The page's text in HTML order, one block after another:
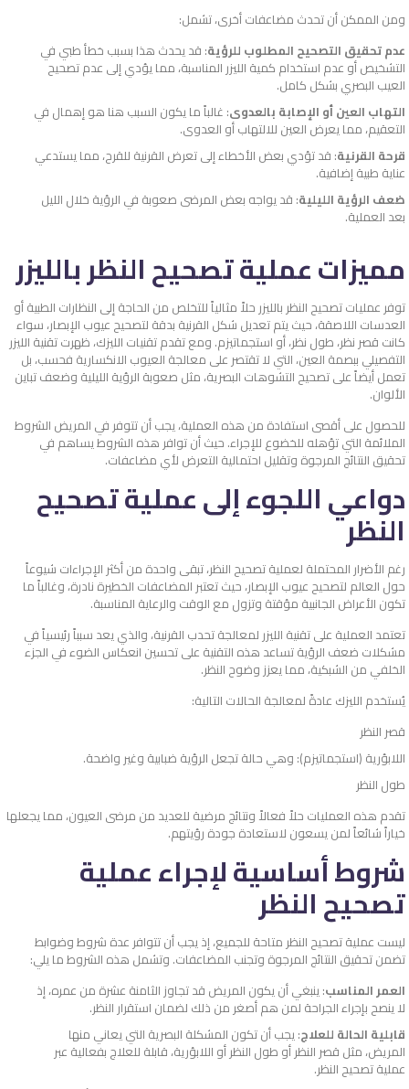
ومن الممكن أن تحدث مضاعفات أخرى، تشمل:
عدم تحقيق التصحيح المطلوب للرؤية: قد يحدث هذا بسبب خطأ طبي في
التشخيص أو عدم استخدام كمية الليزر المناسبة، مما يؤدي إلى عدم تصحيح
العيب البصري بشكل كامل.
التهاب العين أو الإصابة بالعدوى: غالباً ما يكون السبب هنا هو إهمال في
التعقيم، مما يعرض العين للالتهاب أو العدوى.
قرحة القرنية: قد تؤدي بعض الأخطاء إلى تعرض القرنية للقرح، مما يستدعي
عناية طبية إضافية.
ضعف الرؤية الليلية: قد يواجه بعض المرضى صعوبة في الرؤية خلال الليل
بعد العملية.
مميزات عملية تصحيح النظر بالليزر
توفر عمليات تصحيح النظر بالليزر حلاً مثالياً للتخلص من الحاجة إلى النظارات الطبية أو
العدسات اللاصقة، حيث يتم تعديل شكل القرنية بدقة لتصحيح عيوب الإبصار، سواء
كانت قصر نظر، طول نظر، أو استجماتيزم. ومع تقدم تقنيات الليزك، ظهرت تقنية الليزر
التفصيلي ببصمة العين، التي لا تقتصر على معالجة العيوب الانكسارية فحسب، بل
تعمل أيضاً على تصحيح التشوهات البصرية، مثل صعوبة الرؤية الليلية وضعف تباين
الألوان.
للحصول على أقصى استفادة من هذه العملية، يجب أن تتوفر في المريض الشروط
الملائمة التي تؤهله للخضوع للإجراء. حيث أن توافر هذه الشروط يساهم في
تحقيق النتائج المرجوة وتقليل احتمالية التعرض لأي مضاعفات.
دواعي اللجوء إلى عملية تصحيح
النظر
رغم الأضرار المحتملة لعملية تصحيح النظر، تبقى واحدة من أكثر الإجراءات شيوعاً
حول العالم لتصحيح عيوب الإبصار، حيث تعتبر المضاعفات الخطيرة نادرة، وغالباً ما
تكون الأعراض الجانبية مؤقتة وتزول مع الوقت والرعاية المناسبة.
تعتمد العملية على تقنية الليزر لمعالجة تحدب القرنية، والذي يعد سبباً رئيسياً في
مشكلات ضعف الرؤية تساعد هذه التقنية على تحسين انعكاس الضوء في الجزء
الخلفي من الشبكية، مما يعزز وضوح النظر.
يُستخدم الليزك عادةً لمعالجة الحالات التالية:
قصر النظر
اللابؤرية (استجماتيزم): وهي حالة تجعل الرؤية ضبابية وغير واضحة.
طول النظر
تقدم هذه العمليات حلاً فعالاً ونتائج مرضية للعديد من مرضى العيون، مما يجعلها
خياراً شائعاً لمن يسعون لاستعادة جودة رؤيتهم.
شروط أساسية لإجراء عملية
تصحيح النظر
ليست عملية تصحيح النظر متاحة للجميع، إذ يجب أن تتوافر عدة شروط وضوابط
تضمن تحقيق النتائج المرجوة وتجنب المضاعفات. وتشمل هذه الشروط ما يلي:
العمر المناسب: ينبغي أن يكون المريض قد تجاوز الثامنة عشرة من عمره، إذ
لا ينصح بإجراء الجراحة لمن هم أصغر من ذلك لضمان استقرار النظر.
قابلية الحالة للعلاج: يجب أن تكون المشكلة البصرية التي يعاني منها
المريض، مثل قصر النظر أو طول النظر أو اللابؤرية، قابلة للعلاج بفعالية عبر
عملية تصحيح النظر.